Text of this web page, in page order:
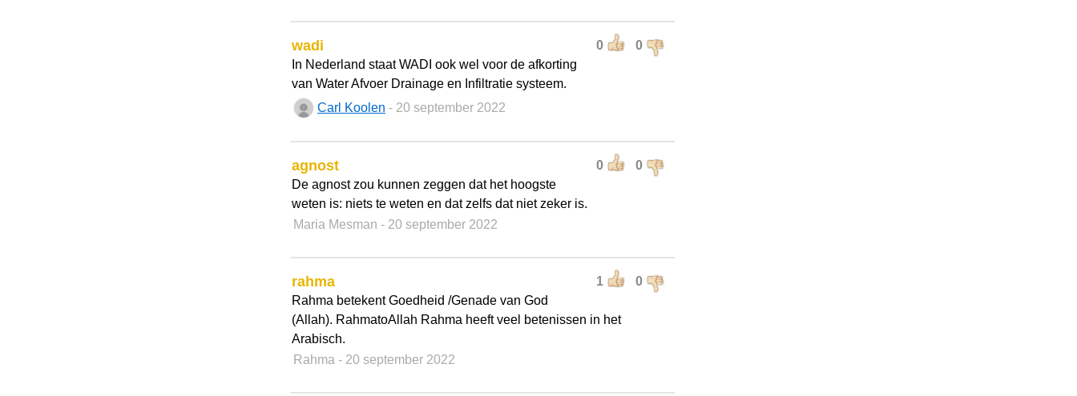
0 0
wadi
In Nederland staat WADI ook wel voor de afkorting
van Water Afvoer Drainage en Infiltratie systeem.
Carl Koolen - 20 september 2022
0 0
agnost
De agnost zou kunnen zeggen dat het hoogste
weten is: niets te weten en dat zelfs dat niet zeker is.
Maria Mesman - 20 september 2022
1 0
rahma
Rahma betekent Goedheid /Genade van God
(Allah). RahmatoAllah Rahma heeft veel betenissen in het
Arabisch.
Rahma - 20 september 2022